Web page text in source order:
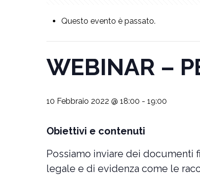
Questo evento è passato.
WEBINAR –
10 Febbraio 2022 @ 18:00 - 19:00
Obiettivi e contenuti
Possiamo inviare dei documenti
legale e di evidenza come le